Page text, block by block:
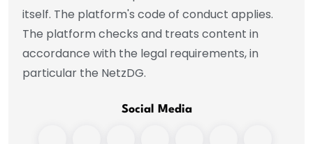
itself. The platform's code of conduct applies.
The platform checks and treats content in
accordance with the legal requirements, in
particular the NetzDG.
Social Media